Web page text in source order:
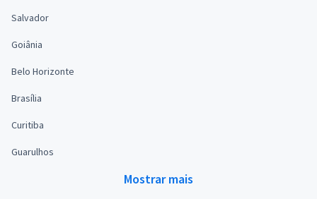
Salvador
Goiânia
Belo Horizonte
Brasília
Curitiba
Guarulhos
Mostrar mais